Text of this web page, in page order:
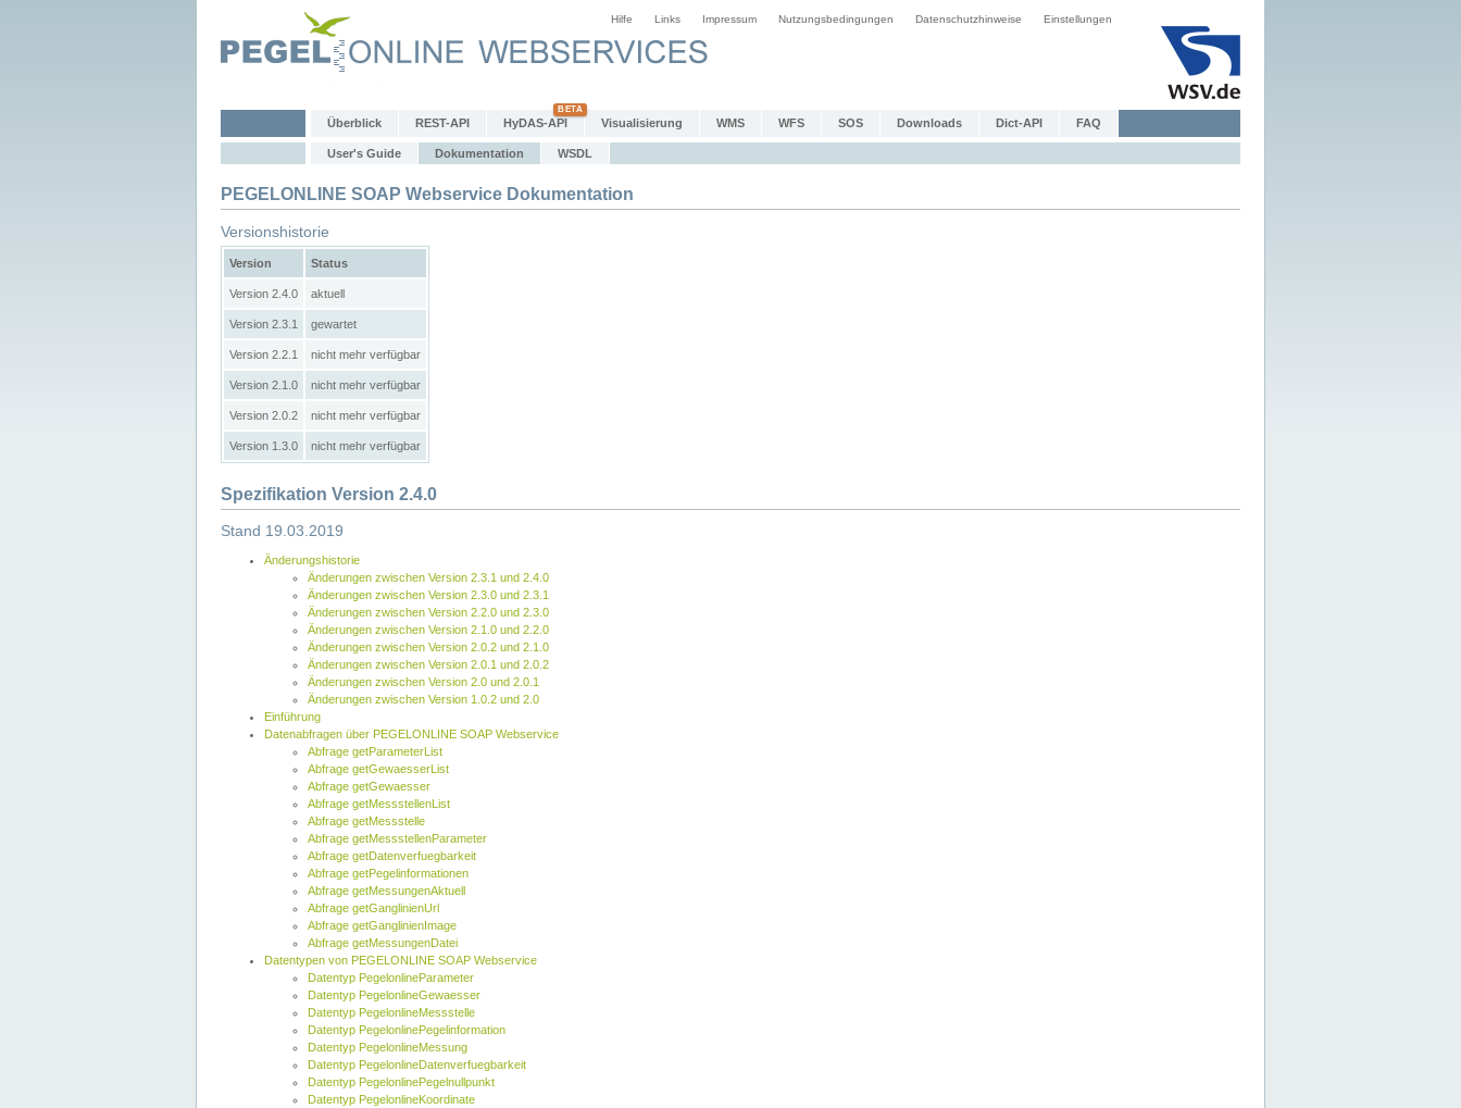
Hilfe Links Impressum Nutzungsbedingungen Datenschutzhinweise Einstellungen
Überblick REST-API HyDAS-API Visualisierung WMS WFS SOS Downloads Dict-API FAQ
User's Guide Dokumentation WSDL
PEGELONLINE SOAP Webservice Dokumentation
Versionshistorie
Version Status
Version 2.4.0 aktuell
Version 2.3.1 gewartet
Version 2.2.1 nicht mehr verfügbar
Version 2.1.0 nicht mehr verfügbar
Version 2.0.2 nicht mehr verfügbar
Version 1.3.0 nicht mehr verfügbar
Spezifikation Version 2.4.0
Stand 19.03.2019
Änderungshistorie
Änderungen zwischen Version 2.3.1 und 2.4.0
Änderungen zwischen Version 2.3.0 und 2.3.1
Änderungen zwischen Version 2.2.0 und 2.3.0
Änderungen zwischen Version 2.1.0 und 2.2.0
Änderungen zwischen Version 2.0.2 und 2.1.0
Änderungen zwischen Version 2.0.1 und 2.0.2
Änderungen zwischen Version 2.0 und 2.0.1
Änderungen zwischen Version 1.0.2 und 2.0
Einführung
Datenabfragen über PEGELONLINE SOAP Webservice
Abfrage getParameterList
Abfrage getGewaesserList
Abfrage getGewaesser
Abfrage getMessstellenList
Abfrage getMessstelle
Abfrage getMessstellenParameter
Abfrage getDatenverfuegbarkeit
Abfrage getPegelinformationen
Abfrage getMessungenAktuell
Abfrage getGanglinienUrl
Abfrage getGanglinienImage
Abfrage getMessungenDatei
Datentypen von PEGELONLINE SOAP Webservice
Datentyp PegelonlineParameter
Datentyp PegelonlineGewaesser
Datentyp PegelonlineMessstelle
Datentyp PegelonlinePegelinformation
Datentyp PegelonlineMessung
Datentyp PegelonlineDatenverfuegbarkeit
Datentyp PegelonlinePegelnullpunkt
Datentyp PegelonlineKoordinate